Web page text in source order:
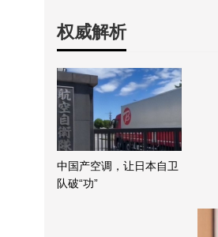
权威解析
中国产空调，让日本自卫
队破“功”